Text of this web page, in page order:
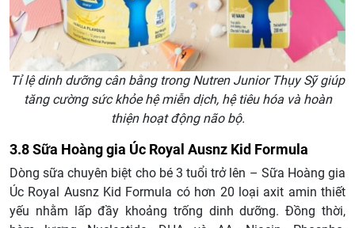
Tỉ lệ dinh dưỡng cân bằng trong Nutren Junior Thụy Sỹ giúp
tăng cường sức khỏe hệ miễn dịch, hệ tiêu hóa và hoàn
thiện hoạt động não bộ.
3.8 Sữa Hoàng gia Úc Royal Ausnz Kid Formula
Dòng sữa chuyên biệt cho bé 3 tuổi trở lên – Sữa Hoàng gia
Úc Royal Ausnz Kid Formula có hơn 20 loại axit amin thiết
yếu nhằm lấp đầy khoảng trống dinh dưỡng. Đồng thời,